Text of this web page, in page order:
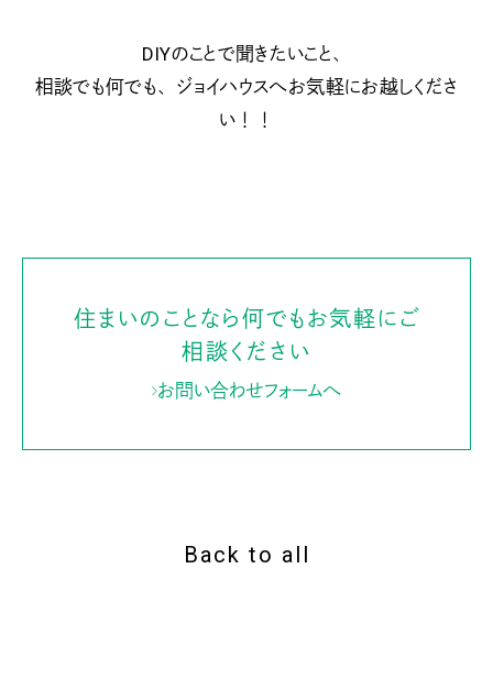
DIYのことで聞きたいこと、
相談でも何でも、ジョイハウスへお気軽にお越しくださ
い！！
住まいのことなら何でもお気軽にご
相談ください
お問い合わせフォームへ
Back to all